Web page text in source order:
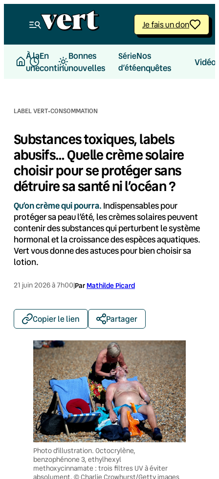
Je fais un don
À la
une
En
continu
Bonnes
nouvelles
Série
d’été
Nos
enquêtes
LABEL VERT·CONSOMMATION
Substances toxiques, labels
abusifs… Quelle crème solaire
choisir pour se protéger sans
détruire sa santé ni l’océan ?
Qu’on crème qui pourra. Indispensables pour
protéger sa peau l’été, les crèmes solaires peuvent
contenir des substances qui perturbent le système
hormonal et la croissance des espèces aquatiques.
Vert vous donne des astuces pour bien choisir sa
lotion.
21 juin 2026 à 7h00|Par Mathilde Picard
Copier le lien Partager
Photo d’illustration. Octocrylène,
benzophénone 3, ethylhexyl
methoxycinnamate : trois filtres UV à éviter
absolument. © Charlie Crowhurst/Getty images